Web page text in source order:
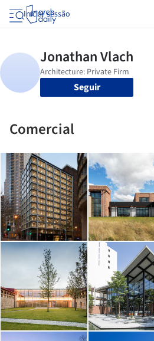
Iniciar sessão
Seguir
Comercial